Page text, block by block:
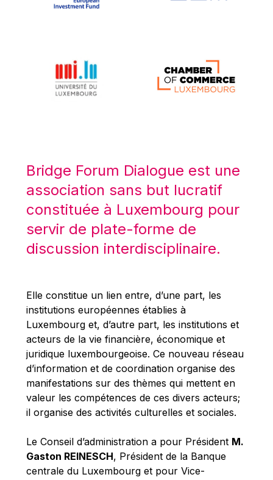
Lars Heikensten
Lucas Papademos
Máire Geoghegan-Quinn
Mario Centeno
Mario Monti
Maroš ŠEFČOVIČ
Martin Bailey
Martine Reicherts
Michael Sohlman
Michel Goedert
Mireille Delmas-Marty
Nobuo Tanaka
Otmar Issing
Paolo Mengozzi
Paschal Donohoe
Pat Cox
Patrizia Nanz
Bridge Forum Dialogue est une
association sans but lucratif
constituée à Luxembourg pour
servir de plate-forme de
discussion interdisciplinaire.
Elle constitue un lien entre, d’une part, les
institutions européennes établies à
Luxembourg et, d’autre part, les institutions et
acteurs de la vie financière, économique et
juridique luxembourgeoise. Ce nouveau réseau
d’information et de coordination organise des
manifestations sur des thèmes qui mettent en
valeur les compétences de ces divers acteurs;
il organise des activités culturelles et sociales.
Le Conseil d’administration a pour Président M.
Gaston REINESCH, Président de la Banque
centrale du Luxembourg et pour Vice-